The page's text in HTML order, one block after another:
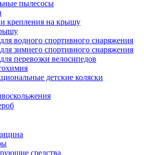
пылесосы
крепления на крышу
водного спортивного снаряжения
зимнего ­спортивного снаряжения
перевозки велосипедов
детские коляски
средства